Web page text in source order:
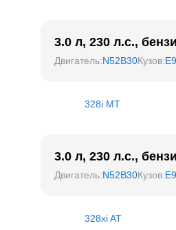
3.0 л, 230 л.с.,
Двигатель:N52B30Кузов:
328i MT
3.0 л, 230 л.с.,
Двигатель:N52B30Кузов:
328xi AT